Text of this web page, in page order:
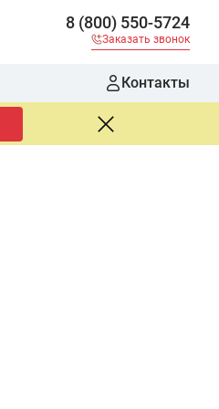
8 (800) 550-5724
Заказать звонок
Контакты